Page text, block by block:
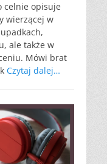
celnie opisuje
wierzącej w
ale także w
Mówi brat
Czytaj dalej…